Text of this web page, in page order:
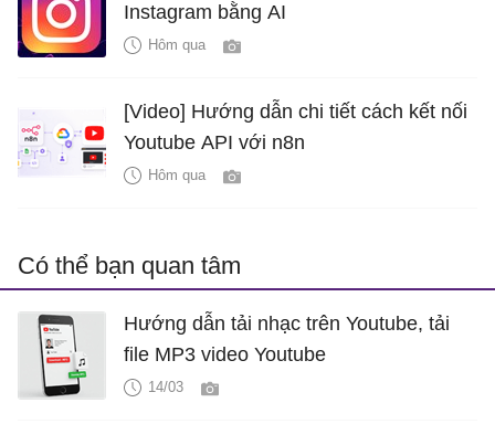
Instagram bằng AI
Hôm qua
[Video] Hướng dẫn chi tiết cách kết nối
Youtube API với n8n
Hôm qua
Có thể bạn quan tâm
Hướng dẫn tải nhạc trên Youtube, tải
file MP3 video Youtube
14/03